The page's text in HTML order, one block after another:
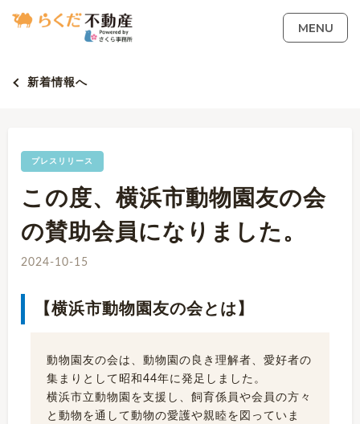
MENU
新着情報へ
プレスリリース
この度、横浜市動物園友の会
の賛助会員になりました。
2024-10-15
【横浜市動物園友の会とは】
動物園友の会は、動物園の良き理解者、愛好者の
集まりとして昭和44年に発足しました。
横浜市立動物園を支援し、飼育係員や会員の方々
と動物を通して動物の愛護や親睦を図っていま